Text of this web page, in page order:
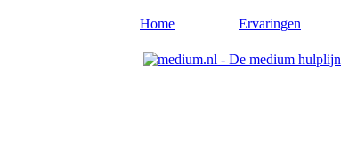
Home Ervaringen